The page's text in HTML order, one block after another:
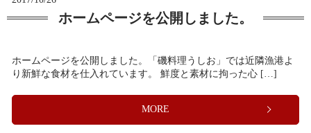
ホームページを公開しました。
ホームページを公開しました。「磯料理うしお」では近隣漁港よ
り新鮮な食材を仕入れています。 鮮度と素材に拘った心 […]
MORE